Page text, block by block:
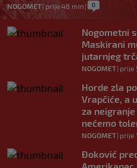
NOGOMET| prije 48 min | 0
Nogometni
Maskirani
jutarnjeg
NOGOMET| prije
Horde zla
Vrapčiće, a
za
nećemo
NOGOMET| prije
Đoković